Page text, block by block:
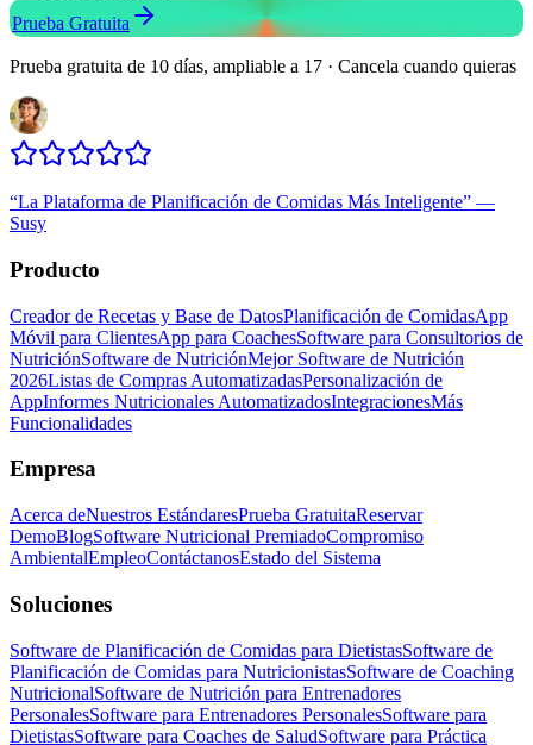
Prueba Gratuita
Prueba gratuita de 10 días, ampliable a 17 · Cancela cuando quieras
“La Plataforma de Planificación de Comidas Más Inteligente” —
Susy
Producto
Creador de Recetas y Base de DatosPlanificación de ComidasApp
Móvil para ClientesApp para CoachesSoftware para Consultorios de
NutriciónSoftware de NutriciónMejor Software de Nutrición
2026Listas de Compras AutomatizadasPersonalización de
AppInformes Nutricionales AutomatizadosIntegracionesMás
Funcionalidades
Empresa
Acerca deNuestros EstándaresPrueba GratuitaReservar
DemoBlogSoftware Nutricional PremiadoCompromiso
AmbientalEmpleoContáctanosEstado del Sistema
Soluciones
Software de Planificación de Comidas para DietistasSoftware de
Planificación de Comidas para NutricionistasSoftware de Coaching
NutricionalSoftware de Nutrición para Entrenadores
PersonalesSoftware para Entrenadores PersonalesSoftware para
DietistasSoftware para Coaches de SaludSoftware para Práctica